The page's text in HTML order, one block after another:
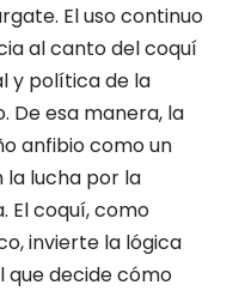
El uso continuo
al canto del coquí
y política de la
De esa manera, la
anfibio como un
lucha por la
El coquí, como
invierte la lógica
que decide cómo